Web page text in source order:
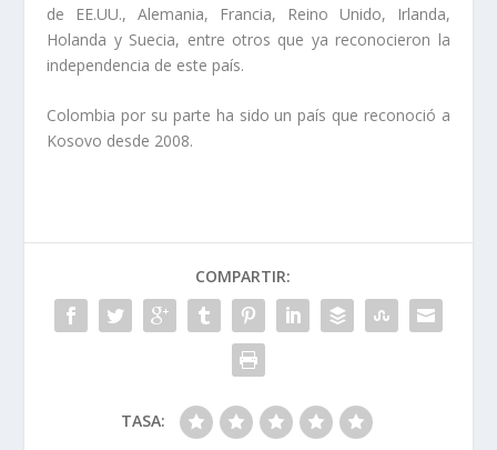
de EE.UU., Alemania, Francia, Reino Unido, Irlanda,
Holanda y Suecia, entre otros que ya reconocieron la
independencia de este país.
Colombia por su parte ha sido un país que reconoció a
Kosovo desde 2008.
COMPARTIR:
TASA: